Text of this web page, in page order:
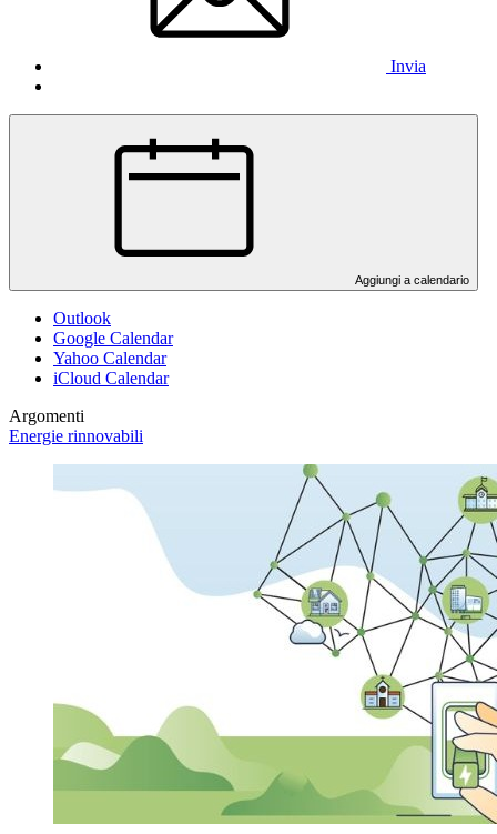
Invia
Aggiungi a calendario
Outlook
Google Calendar
Yahoo Calendar
iCloud Calendar
Argomenti
Energie rinnovabili